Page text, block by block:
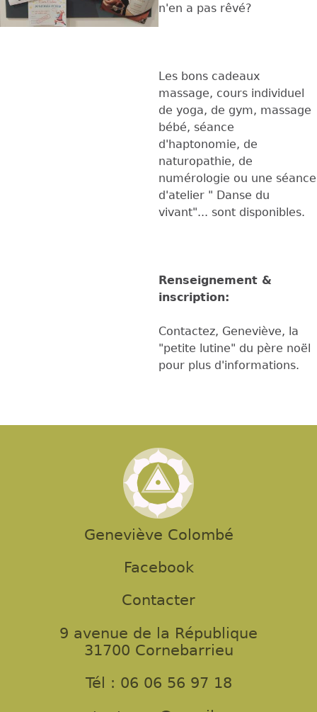
n'en a pas rêvé?
Les bons cadeaux
massage, cours individuel
de yoga, de gym, massage
bébé, séance
d'haptonomie, de
naturopathie, de
numérologie ou une séance
d'atelier " Danse du
vivant"... sont disponibles.
Renseignement &
inscription:
Contactez, Geneviève, la
"petite lutine" du père noël
pour plus d'informations.
Geneviève Colombé
Facebook
Contacter
9 avenue de la République
31700 Cornebarrieu
Tél : 06 06 56 97 18